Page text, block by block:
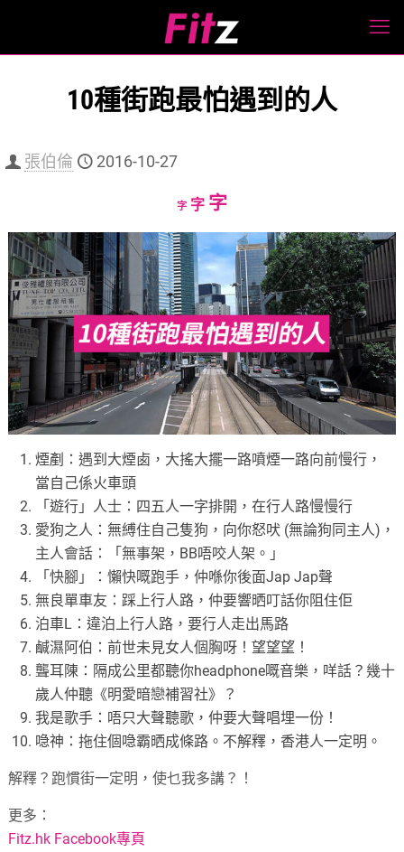
10種街跑最怕遇到的人
張伯倫 2016-10-27
字Decrease
size.
字Reset
size.
字Increase
size.
煙剷：遇到大煙卥，大搖大擺一路噴煙一路向前慢行，
當自己係火車頭
「遊行」人士：四五人一字排開，在行人路慢慢行
愛狗之人：無縛住自己隻狗，向你怒吠 (無論狗同主人)，
主人會話：「無事架，BB唔咬人架。」
「快腳」：懶快嘅跑手，仲喺你後面Jap Jap聲
無良單車友：踩上行人路，仲要響晒叮話你阻住佢
泊車L：違泊上行人路，要行人走出馬路
鹹濕阿伯：前世未見女人個胸呀！望望望！
聾耳陳：隔成公里都聽你headphone嘅音樂，咩話？幾十
歲人仲聽《明愛暗戀補習社》？
我是歌手：唔只大聲聽歌，仲要大聲唱埋一份！
喼神：拖住個喼霸晒成條路。不解釋，香港人一定明。
解釋？跑慣街一定明，使乜我多講？！
更多：
Fitz.hk Facebook專頁